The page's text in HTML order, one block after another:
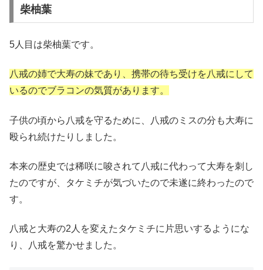
柴柚葉
5人目は柴柚葉です。
八戒の姉で大寿の妹であり、携帯の待ち受けを八戒にして
いるのでブラコンの気質があります。
子供の頃から八戒を守るために、八戒のミスの分も大寿に
殴られ続けたりしました。
本来の歴史では稀咲に唆されて八戒に代わって大寿を刺し
たのですが、タケミチが気づいたので未遂に終わったので
す。
八戒と大寿の2人を変えたタケミチに片思いするようにな
り、八戒を驚かせました。